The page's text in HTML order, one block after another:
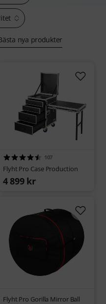
nya produkter
107
Flyht Pro Case Production
4 899 kr
Flyht Pro Gorilla Mirror Ball